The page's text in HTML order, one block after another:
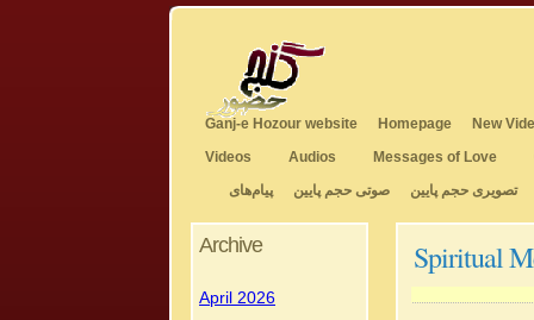
Ganj-e Hozour website Homepage New
Videos
Audios Messages of Love
تصویری حجم پایین صوتی حجم پایین
پیام‌های
Archive
April 2026
Spiritual